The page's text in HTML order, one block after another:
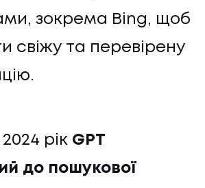
зокрема Bing, щоб
свіжу та перевірену
рік GPT
до пошукової